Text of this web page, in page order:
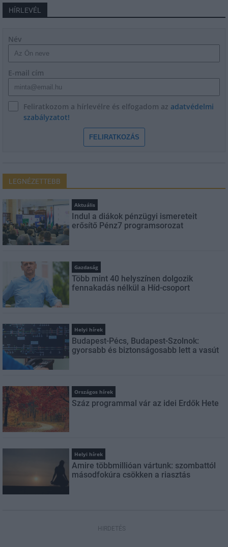
HÍRLEVÉL
Név
E-mail cím
Feliratkozom a hírlevélre és elfogadom az adatvédelmi
szabályzatot!
FELIRATKOZÁS
LEGNÉZETTEBB
Aktuális
Indul a diákok pénzügyi ismereteit
erősítő Pénz7 programsorozat
Gazdaság
Több mint 40 helyszínen dolgozik
fennakadás nélkül a Híd-csoport
Helyi hírek
Budapest-Pécs, Budapest-Szolnok:
gyorsabb és biztonságosabb lett a vasút
Országos hírek
Száz programmal vár az idei Erdők Hete
Helyi hírek
Amire többmillióan vártunk: szombattól
másodfokúra csökken a riasztás
HIRDETÉS